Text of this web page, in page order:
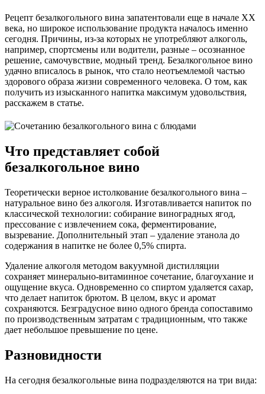
Рецепт безалкогольного вина запатентовали еще в начале XX
века, но широкое использование продукта началось именно
сегодня. Причины, из-за которых не употребляют алкоголь,
например, спортсмены или водители, разные – осознанное
решение, самочувствие, модный тренд. Безалкогольное вино
удачно вписалось в рынок, что стало неотъемлемой частью
здорового образа жизни современного человека. О том, как
получить из изысканного напитка максимум удовольствия,
расскажем в статье.
Что представляет собой
безалкогольное вино
Теоретически верное истолкование безалкогольного вина –
натуральное вино без алкоголя. Изготавливается напиток по
классической технологии: собирание виноградных ягод,
прессование с извлечением сока, ферментирование,
вызревание. Дополнительный этап – удаление этанола до
содержания в напитке не более 0,5% спирта.
Удаление алкоголя методом вакуумной дистилляции
сохраняет минерально-витаминное сочетание, благоухание и
ощущение вкуса. Одновременно со спиртом удаляется сахар,
что делает напиток брютом. В целом, вкус и аромат
сохраняются. Безградусное вино одного бренда сопоставимо
по производственным затратам с традиционным, что также
дает небольшое превышение по цене.
Разновидности
На сегодня безалкогольные вина подразделяются на три вида: